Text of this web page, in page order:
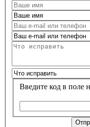
Введите код в поле